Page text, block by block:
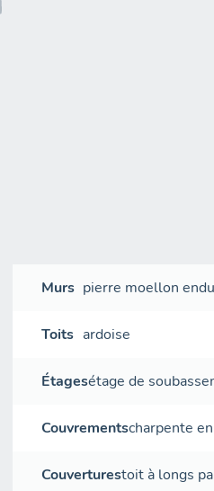
Murs pierre moellon
Toits ardoise
Étagesétage de
Couvrementscharpente
Couverturestoit à longs